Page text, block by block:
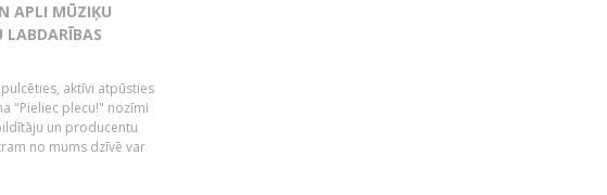
APLI MŪZIĶU
aktīvi atpūsties
"Pieliec plecu!" nozīmi
un producentu
no mums dzīvē var